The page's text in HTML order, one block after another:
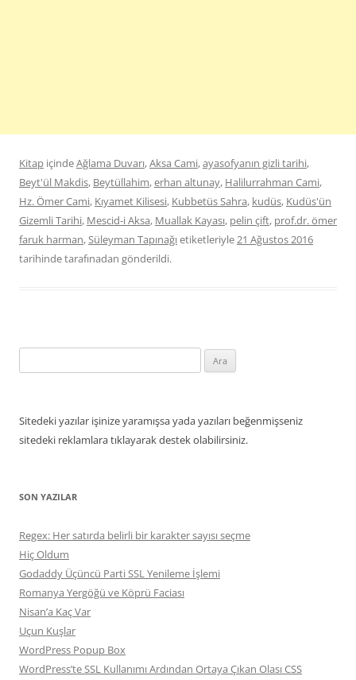
Kitap içindeAğlama Duvarı,Aksa Cami,ayasofyanın gizli tarihi,
Beyt'ül Makdis, Beytüllahim,erhan altunay, Halilurrahman Cami,
Hz. Ömer Cami, Kıyamet Kilisesi, Kubbetüs Sahra, kudüs, Kudüs'ün
Gizemli Tarihi, Mescid-i Aksa, Muallak Kayası, pelin çift, prof.dr. ömer
faruk harman,Süleyman Tapınağıetiketleriyle21 Ağustos 2016
tarihindetarafınadan gönderildi.
Sitedeki yazılar işinize yaramışsa yada yazıları beğenmişseniz
sitedeki reklamlara tıklayarak destek olabilirsiniz.
SON YAZILAR
Regex: Her satırda belirli bir karakter sayısı seçme
Hiç Oldum
Godaddy Üçüncü Parti SSL Yenileme İşlemi
Romanya Yergöğü ve Köprü Faciası
Nisan’a Kaç Var
Uçun Kuşlar
WordPress Popup Box
WordPress’te SSL Kullanımı Ardından Ortaya Çıkan Olası CSS